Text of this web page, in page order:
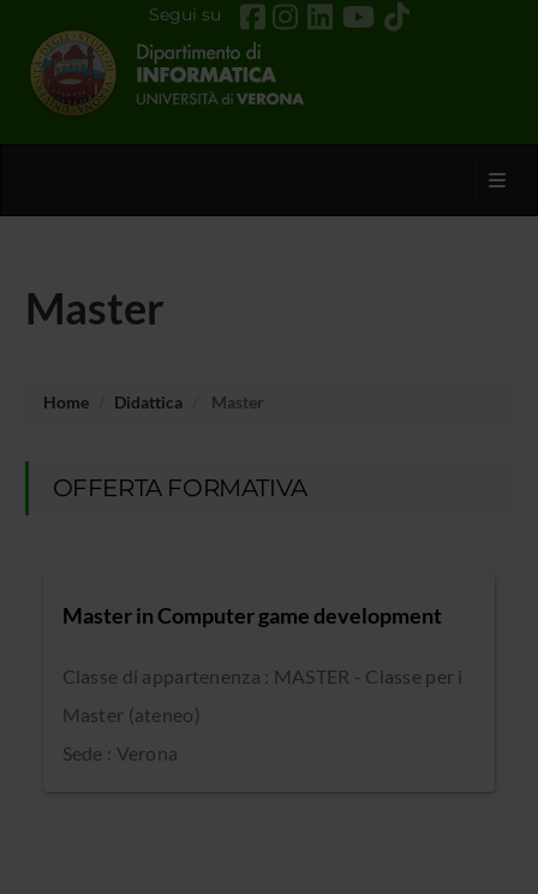
Segui su
Master
Home Didattica Master
OFFERTA FORMATIVA
Master in Computer game development
Classe di appartenenza : MASTER - Classe per i
Master (ateneo)
Sede : Verona